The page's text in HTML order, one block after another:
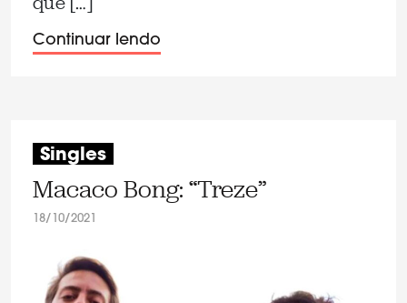
Continuar lendo
Singles
Macaco Bong: “Treze”
18/10/2021